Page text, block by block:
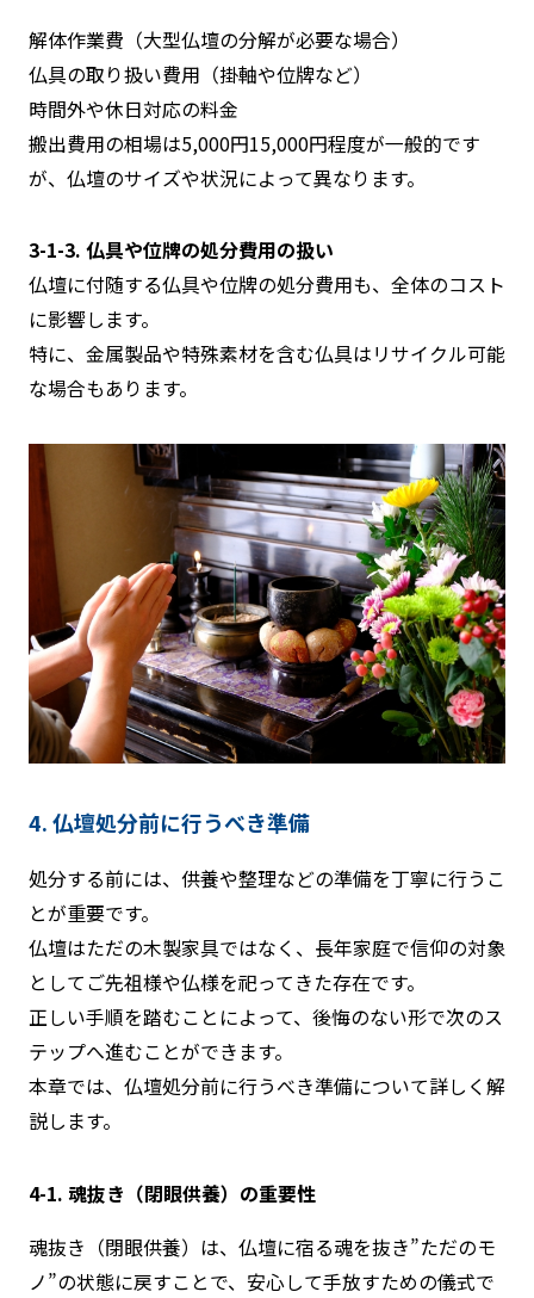
解体作業費（大型仏壇の分解が必要な場合）
仏具の取り扱い費用（掛軸や位牌など）
時間外や休日対応の料金
搬出費用の相場は5,000円15,000円程度が一般的です
が、仏壇のサイズや状況によって異なります。
3-1-3. 仏具や位牌の処分費用の扱い
仏壇に付随する仏具や位牌の処分費用も、全体のコスト
に影響します。
特に、金属製品や特殊素材を含む仏具はリサイクル可能
な場合もあります。
4. 仏壇処分前に行うべき準備
処分する前には、供養や整理などの準備を丁寧に行うこ
とが重要です。
仏壇はただの木製家具ではなく、長年家庭で信仰の対象
としてご先祖様や仏様を祀ってきた存在です。
正しい手順を踏むことによって、後悔のない形で次のス
テップへ進むことができます。
本章では、仏壇処分前に行うべき準備について詳しく解
説します。
4-1. 魂抜き（閉眼供養）の重要性
魂抜き（閉眼供養）は、仏壇に宿る魂を抜き”ただのモ
ノ”の状態に戻すことで、安心して手放すための儀式で